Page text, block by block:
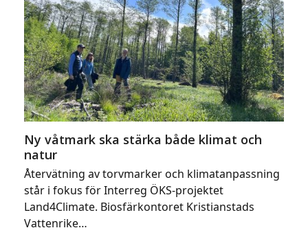
Ny våtmark ska stärka både klimat och
natur
Återvätning av torvmarker och klimatanpassning
står i fokus för Interreg ÖKS-projektet
Land4Climate. Biosfärkontoret Kristianstads
Vattenrike…